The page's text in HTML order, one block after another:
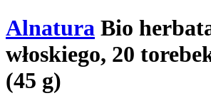
Alnatura Bio
włoskiego, 20
(45 g)